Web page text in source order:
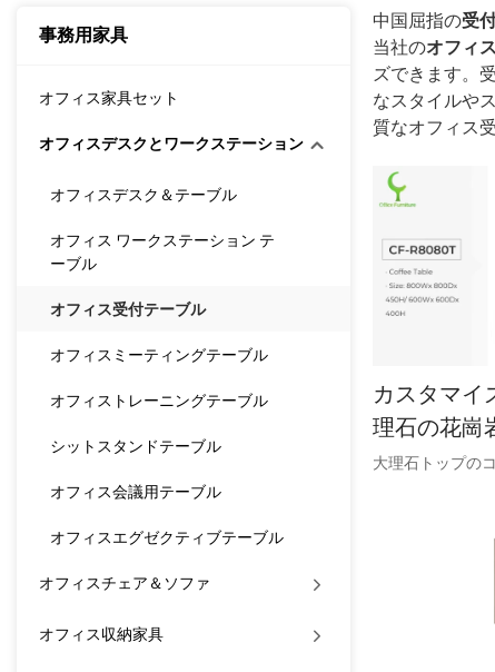
事務用家具
オフィス家具セット
オフィスデスクとワークステーション
オフィスデスク＆テーブル
オフィス ワークステーション テ
ーブル
オフィス受付テーブル
オフィスミーティングテーブル
オフィストレーニングテーブル
シットスタンドテーブル
オフィス会議用テーブル
オフィスエグゼクティブテーブル
オフィスチェア＆ソファ
オフィス収納家具
中国屈指の受
当社のオフィ
ズできます。
なスタイルや
質なオフィス
カスタマイ
理石の花崗
サイドテー